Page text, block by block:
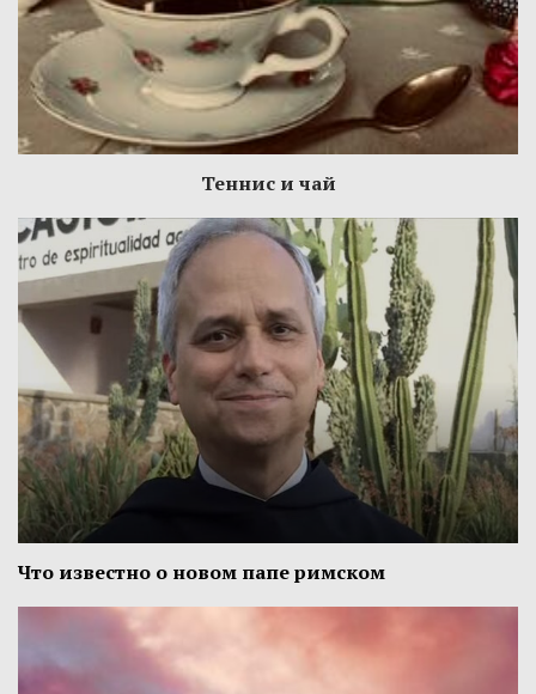
Теннис и чай
Что известно о новом папе римском